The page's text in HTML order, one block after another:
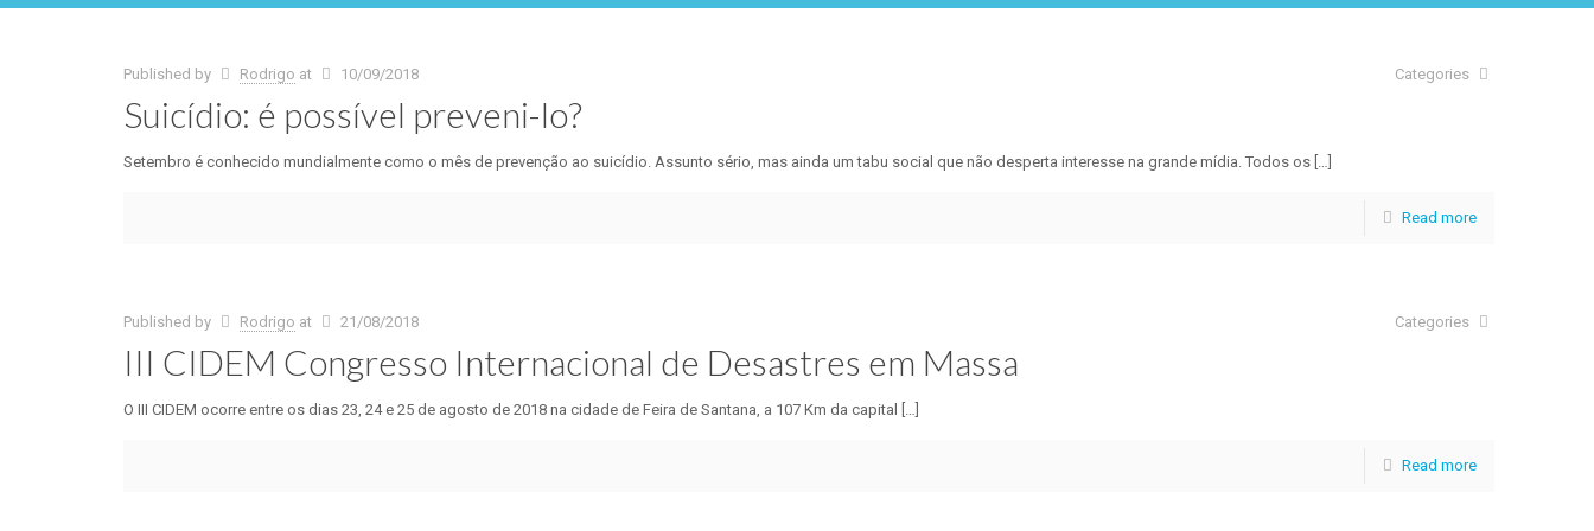
Published by Rodrigo at 10/09/2018 Categories
Suicídio: é possível preveni-lo?
Setembro é conhecido mundialmente como o mês de prevenção ao suicídio. Assunto sério, mas ainda um tabu social que não desperta interesse na grande mídia. Todos os […]
Read more
Published by Rodrigo at 21/08/2018 Categories
III CIDEM Congresso Internacional de Desastres em Massa
O III CIDEM ocorre entre os dias 23, 24 e 25 de agosto de 2018 na cidade de Feira de Santana, a 107 Km da capital […]
Read more